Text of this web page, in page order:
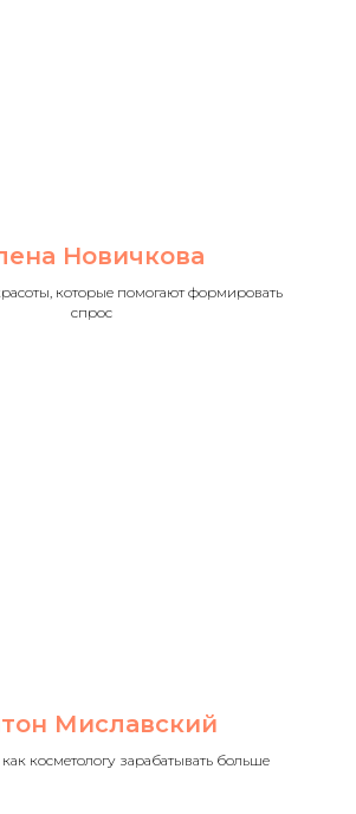
Новичкова
которые помогают формировать
спрос
Миславский
косметологу зарабатывать больше